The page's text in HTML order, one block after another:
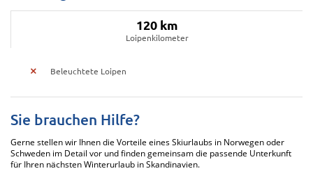
120 km
Loipenkilometer
Beleuchtete Loipen
Sie brauchen Hilfe?
Gerne stellen wir Ihnen die Vorteile eines Skiurlaubs in Norwegen oder
Schweden im Detail vor und finden gemeinsam die passende Unterkunft
für Ihren nächsten Winterurlaub in Skandinavien.